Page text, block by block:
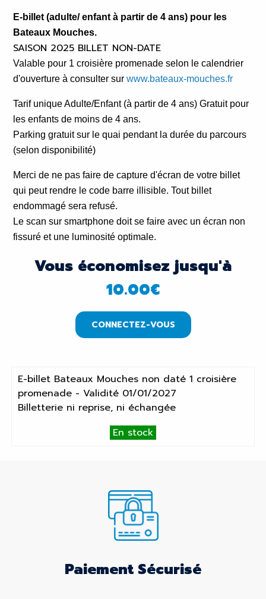
E-billet (adulte/ enfant à partir de 4 ans) pour les
Bateaux Mouches.
SAISON 2025 BILLET NON-DATE
Valable pour 1 croisière promenadeselon le calendrier
d'ouverture à consulter surwww.bateaux-mouches.fr
Tarif unique Adulte/Enfant (à partir de 4 ans)Gratuit pour
les enfants de moins de 4 ans.
Parking gratuit sur le quai pendant la durée du parcours
(selon disponibilité)
Merci de ne pas faire de capture d'écran de votre billet
qui peut rendre le code barre illisible. Tout billet
endommagé sera refusé.
Le scan sur smartphone doit se faire avec un écran non
fissuré et une luminosité optimale.
Vous économisez jusqu'à
10.00€
CONNECTEZ-VOUS
E-billet Bateaux Mouches non daté 1 croisière
promenade - Validité 01/01/2027
Billetterie ni reprise, ni échangée
En stock
Paiement Sécurisé